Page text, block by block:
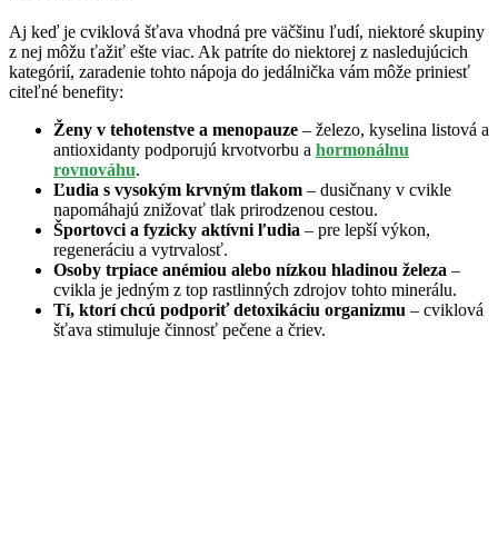
Aj keď je cviklová šťava vhodná pre väčšinu ľudí, niektoré skupiny
z nej môžu ťažiť ešte viac. Ak patríte do niektorej z nasledujúcich
kategórií, zaradenie tohto nápoja do jedálnička vám môže priniesť
citeľné benefity:
Ženy v tehotenstve a menopauze – železo, kyselina listová a
antioxidanty podporujú krvotvorbu a hormonálnu
rovnováhu.
Ľudia s vysokým krvným tlakom – dusičnany v cvikle
napomáhajú znižovať tlak prirodzenou cestou.
Športovci a fyzicky aktívni ľudia – pre lepší výkon,
regeneráciu a vytrvalosť.
Osoby trpiace anémiou alebo nízkou hladinou železa –
cvikla je jedným z top rastlinných zdrojov tohto minerálu.
Tí, ktorí chcú podporiť detoxikáciu organizmu – cviklová
šťava stimuluje činnosť pečene a čriev.